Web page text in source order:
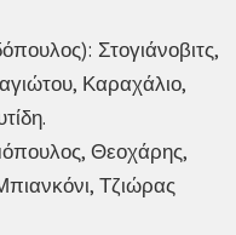
Στογιάνοβιτς,
Καραχάλιο,
Θεοχάρης,
Τζιώρας